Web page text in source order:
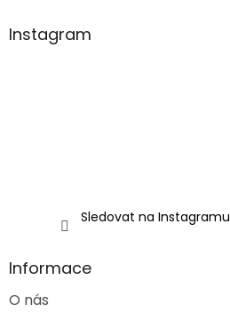
aInstagram
Sledovat na Instagramu
Informace
O nás